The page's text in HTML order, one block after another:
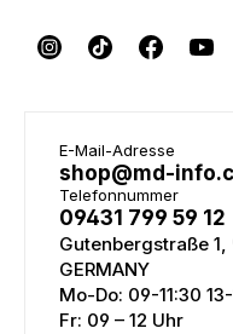
E-Mail-Adresse
shop@md-
Telefonnummer
09431 799 59 12
Gutenbergstraße
GERMANY
Mo-Do: 09-11:30
Fr: 09 – 12 Uhr